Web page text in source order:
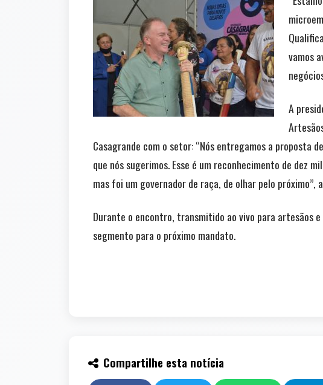
vamos
A
Casagrande com o setor: “Nós entregamos a proposta
que nós sugerimos. Esse é um reconhecimento de dez
mas foi um governador de raça, de olhar pelo próximo”,
Durante o encontro, transmitido ao vivo para artesãos
segmento para o próximo mandato.
Compartilhe esta notícia